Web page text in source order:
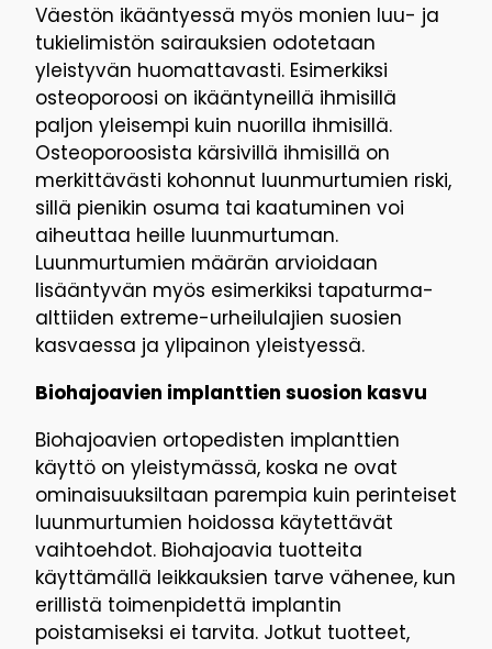
Väestön ikääntyessä myös monien luu- ja
tukielimistön sairauksien odotetaan
yleistyvän huomattavasti. Esimerkiksi
osteoporoosi on ikääntyneillä ihmisillä
paljon yleisempi kuin nuorilla ihmisillä.
Osteoporoosista kärsivillä ihmisillä on
merkittävästi kohonnut luunmurtumien riski,
sillä pienikin osuma tai kaatuminen voi
aiheuttaa heille luunmurtuman.
Luunmurtumien määrän arvioidaan
lisääntyvän myös esimerkiksi tapaturma-
alttiiden extreme-urheilulajien suosien
kasvaessa ja ylipainon yleistyessä.
Biohajoavien implanttien suosion kasvu
Biohajoavien ortopedisten implanttien
käyttö on yleistymässä, koska ne ovat
ominaisuuksiltaan parempia kuin perinteiset
luunmurtumien hoidossa käytettävät
vaihtoehdot. Biohajoavia tuotteita
käyttämällä leikkauksien tarve vähenee, kun
erillistä toimenpidettä implantin
poistamiseksi ei tarvita. Jotkut tuotteet,